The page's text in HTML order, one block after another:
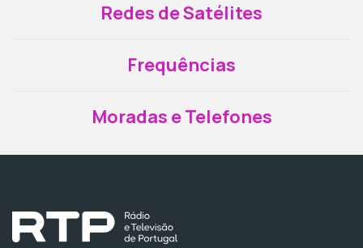
Redes de Satélites
Frequências
Moradas e Telefones